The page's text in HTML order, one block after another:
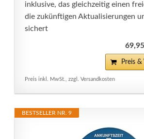
inklusive, das gleichzeitig einen
die zukünftigen Aktualisierungen
sichert
Preis
Preis inkl. MwSt., zzgl. Versandkosten
BESTSELLER NR. 9